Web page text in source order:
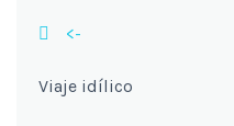
<-
Viaje idílico